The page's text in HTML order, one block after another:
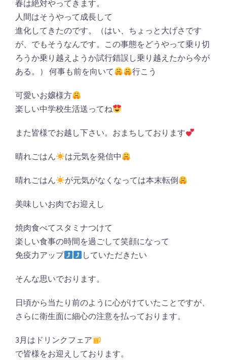
春は絶対やってきます。
人間はそうやって成長して
進化してきたのです。（はい、ちょっと大げさです
が、でもそうなんです。この事態をどうやって乗り切
ろうか乗り越えようか試行錯誤し乗り越えたから今が
ある。） 何事も前を向いて
行こう
可愛いお嬢様方
楽しい中学校生活送ってね
また皆様でお越し下さい。おまちしております
晴れごはん は元気を発信中
晴れごはん が元気がなくなっては本末転倒
美味しいお肉でお迎えし
焼肉食べてスタミナつけて
楽しい食事の時間を過ごして笑顔になって
免疫力アップ
していただきたい
そんな思いでおります。
日頃から当たり前のように心がけていたことですが、
さらに衛生面に細心の注意を払っております。
3月はドリンクフェア
で皆様をお迎えしております。